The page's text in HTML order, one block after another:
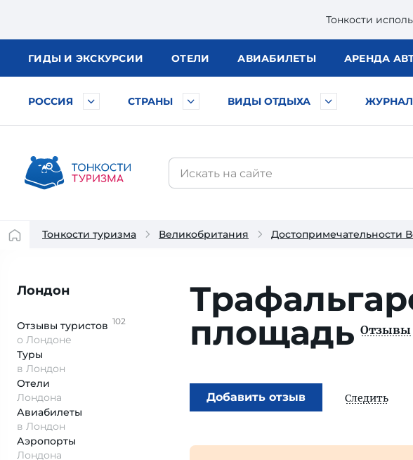
Тонкости
ГИДЫ И ЭКСКУРСИИ ОТЕЛИ АВИАБИЛЕТЫ АРЕНДА
РОССИЯ СТРАНЫ ВИДЫ ОТДЫХА ЖУРНАЛ
Тонкости туризма Великобритания Достопримечательности
Лондон
Отзывы туристов 102
о Лондоне
Туры
в Лондон
Отели
Лондона
Авиабилеты
в Лондон
Аэропорты
Лондона
площадь Отзывы
Добавить отзыв Следить